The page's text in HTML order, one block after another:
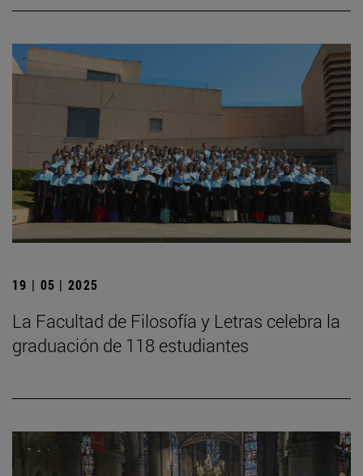
19 | 05 | 2025
La Facultad de Filosofía y Letras celebra la
graduación de 118 estudiantes